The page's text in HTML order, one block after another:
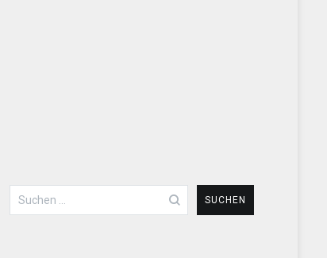
Suchen
nach: